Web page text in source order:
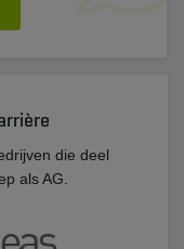
die deel
als AG.